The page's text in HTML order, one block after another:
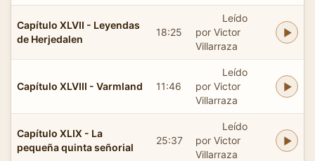
Capítulo XLVII - Leyendas
de Herjedalen
18:25
Leído
por Victor
Villarraza
Capítulo XLVIII - Varmland 11:46
Leído
por Victor
Villarraza
Capítulo XLIX - La
pequeña quinta señorial
25:37
Leído
por Victor
Villarraza